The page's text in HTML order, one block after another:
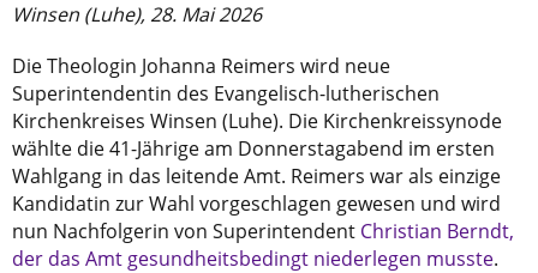
Winsen (Luhe), 28. Mai 2026
Die Theologin Johanna Reimers wird neue
Superintendentin des Evangelisch-lutherischen
Kirchenkreises Winsen (Luhe). Die Kirchenkreissynode
wählte die 41-Jährige am Donnerstagabend im ersten
Wahlgang in das leitende Amt. Reimers war als einzige
Kandidatin zur Wahl vorgeschlagen gewesen und wird
nun Nachfolgerin von Superintendent Christian Berndt,
der das Amt gesundheitsbedingt niederlegen musste.